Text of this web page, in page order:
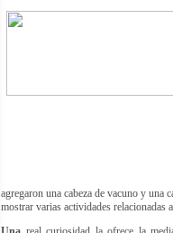
agregaron una cabeza de vacuno y una
mostrar varias actividades relacionadas